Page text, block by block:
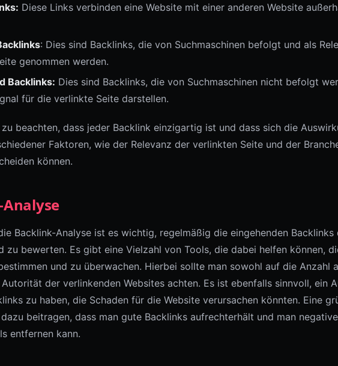
Diese Links verbinden eine Website mit einer anderen Website
: Dies sind Backlinks, die von Suchmaschinen befolgt und als
genommen werden.
Backlinks: Dies sind Backlinks, die von Suchmaschinen nicht befolgt
für die verlinkte Seite darstellen.
beachten, dass jeder Backlink einzigartig ist und dass sich die
Faktoren, wie der Relevanz der verlinkten Seite und der
können.
Backlink-Analyse ist es wichtig, regelmäßig die eingehenden Backlinks
zu bewerten. Es gibt eine Vielzahl von Tools, die dabei helfen können,
und zu überwachen. Hierbei sollte man sowohl auf die Anzahl
Autorität der verlinkenden Websites achten. Es ist ebenfalls sinnvoll, ein
zu haben, die Schaden für die Website verursachen könnten. Eine
beitragen, dass man gute Backlinks aufrechterhält und man
entfernen kann.